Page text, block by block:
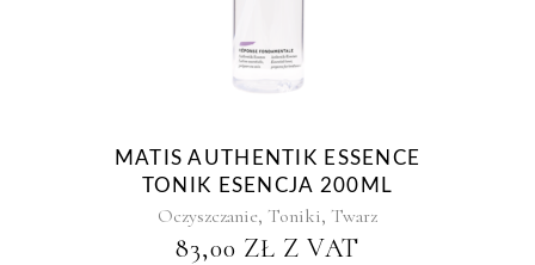
MATIS AUTHENTIK ESSENCE
TONIK ESENCJA 200ML
Oczyszczanie, Toniki, Twarz
83,00 ZŁ Z VAT